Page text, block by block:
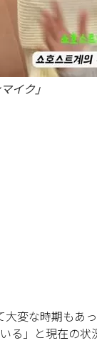
イク」
変な時期もあ
る」と現在の状